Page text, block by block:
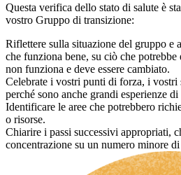
Questa verifica dello stato di salute è
vostro Gruppo di transizione:
Riflettere sulla situazione del gruppo e
che funziona bene, su ciò che potrebbe
non funziona e deve essere cambiato.
Celebrate i vostri punti di forza, i vostri
perché sono anche grandi esperienze
Identificare le aree che potrebbero
o risorse.
Chiarire i passi successivi appropriati,
concentrazione su un numero minore di